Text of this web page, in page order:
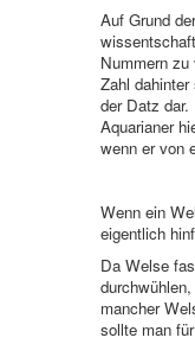
Auf Grund
Nummern
Zahl
der Datz dar.
Aquarianer
wenn er von
Wenn ein
eigentlich
Da Welse
mancher
sollte man